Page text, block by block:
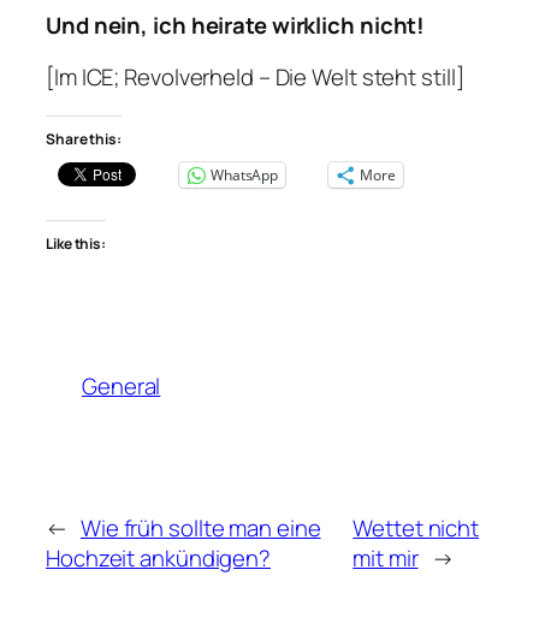
Und nein, ich heirate wirklich nicht!
[Im ICE; Revolverheld – Die Welt steht still]
Share this:
WhatsApp
More
Like this:
General
← Wie früh sollte man eine
Hochzeit ankündigen?
Wettet nicht
mit mir →